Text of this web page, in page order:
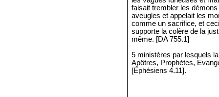
faisait trembler les
aveugles et appelait les
comme un sacrifice, et
supporte la colère de la
même. [DA 755.1]
5 ministères par lesquels
Apôtres, Prophètes,
[Éphésiens 4.11].